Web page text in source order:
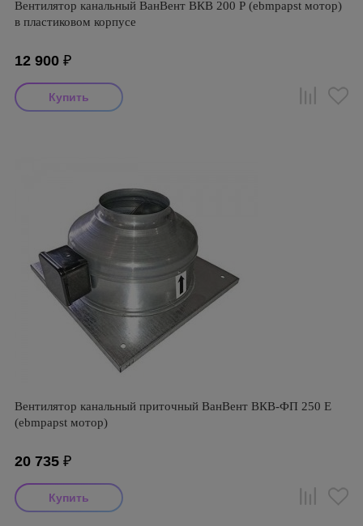
Вентилятор канальный ВанВент ВКВ 200 Р (ebmpapst мотор)
в пластиковом корпусе
12 900 ₽
Вентилятор канальный приточный ВанВент ВКВ-ФП 250 Е
(ebmpapst мотор)
20 735 ₽